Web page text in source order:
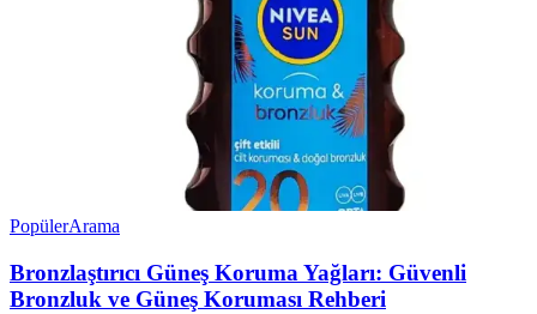
PopülerArama
Bronzlaştırıcı Güneş Koruma Yağları: Güvenli
Bronzluk ve Güneş Koruması Rehberi